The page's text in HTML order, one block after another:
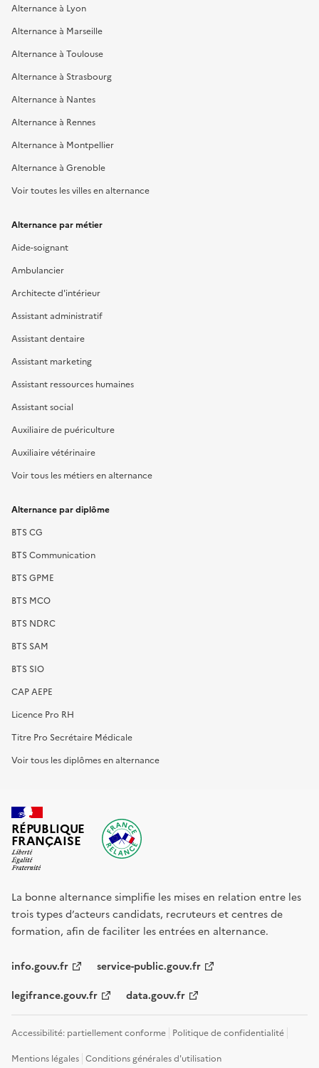
Alternance à Lyon
Alternance à Marseille
Alternance à Toulouse
Alternance à Strasbourg
Alternance à Nantes
Alternance à Rennes
Alternance à Montpellier
Alternance à Grenoble
Voir toutes les villes en alternance
Alternance par métier
Aide-soignant
Ambulancier
Architecte d'intérieur
Assistant administratif
Assistant dentaire
Assistant marketing
Assistant ressources humaines
Assistant social
Auxiliaire de puériculture
Auxiliaire vétérinaire
Voir tous les métiers en alternance
Alternance par diplôme
BTS CG
BTS Communication
BTS GPME
BTS MCO
BTS NDRC
BTS SAM
BTS SIO
CAP AEPE
Licence Pro RH
Titre Pro Secrétaire Médicale
Voir tous les diplômes en alternance
RÉPUBLIQUE
FRANÇAISE
La bonne alternance simplifie les mises en relation entre les
trois types d’acteurs candidats, recruteurs et centres de
formation, afin de faciliter les entrées en alternance.
info.gouv.fr service-public.gouv.fr
legifrance.gouv.fr data.gouv.fr
Accessibilité: partiellement conforme Politique de confidentialité
Mentions légales Conditions générales d'utilisation